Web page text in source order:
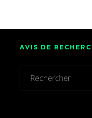
AVIS DE